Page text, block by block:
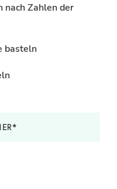
nach Zahlen der
basteln